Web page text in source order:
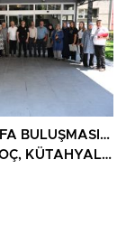
BULUŞMASI…
KÜTAHYALI